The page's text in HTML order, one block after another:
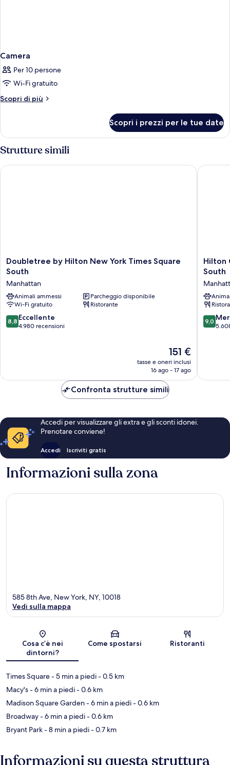
Camera
Per 10 persone
Wi-Fi gratuito
Scopri di più
Altri
Scopri i prezzi per le tue date
Strutture simili
Doubletree
by
New
York
Times
Square
South
Doubletree by Hilton New York Times Square
South
Manhattan
Animali ammessi
Parcheggio disponibile
Wi-Fi gratuito
Ristorante
8.8
su
8,8 Eccellente
4.980 recensioni
Il
prezzo
attuale
151 €
151 €
tasse e oneri inclusi
16 ago - 17 ago
Doubletree by Hilton New York Times Square South
Hilton
Garden
New
York
Times
Square
South
Hilton
South
9.0
su
9,0
Hilton
Confronta strutture simili
Accedi per visualizzare gli extra e gli sconti idonei.
Prenotare conviene!
Accedi Iscriviti gratis
Informazioni sulla zona
Mappa
585 8th Ave, New York, NY, 10018
Vedi sulla mappa
Cosa c’è nei
dintorni?
Come spostarsi Ristoranti
Times Square- 5 min a piedi- 0.5 km
Macy's- 6 min a piedi- 0.6 km
Madison Square Garden- 6 min a piedi- 0.6 km
Broadway- 6 min a piedi- 0.6 km
Bryant Park- 8 min a piedi- 0.7 km
Informazioni su questa struttura